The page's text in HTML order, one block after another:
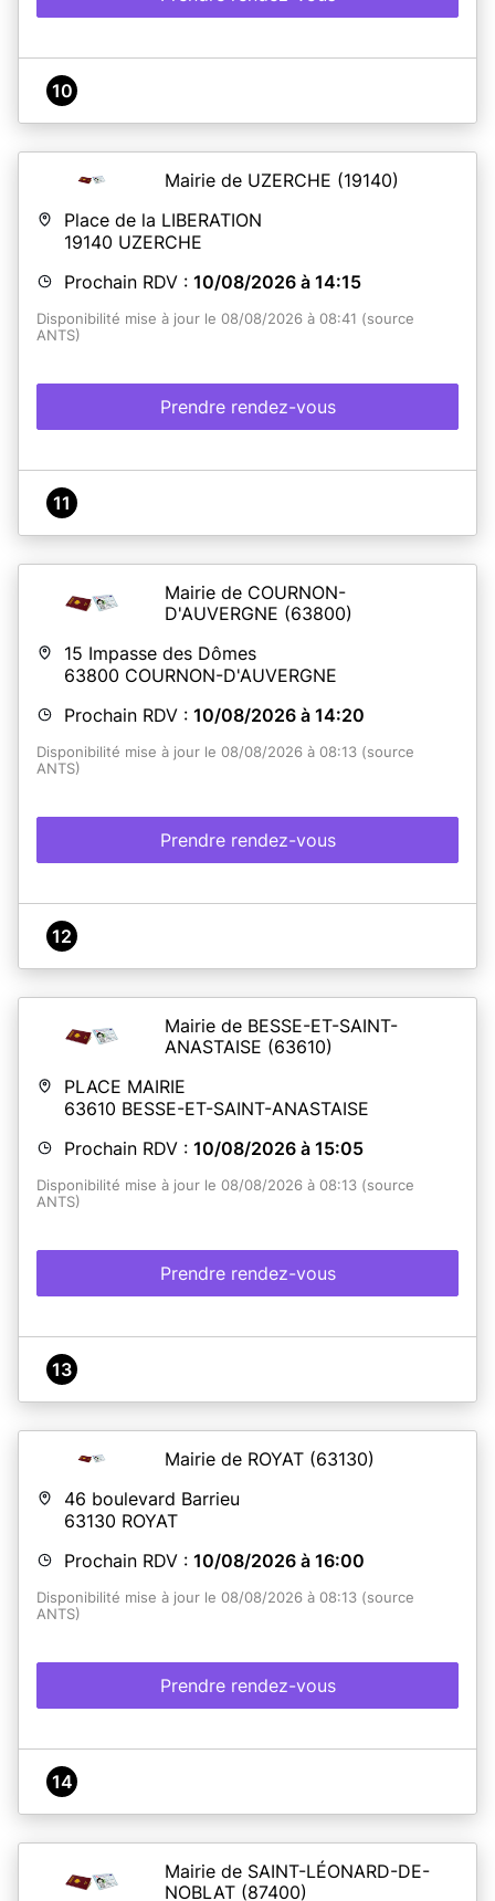
10
Mairie de UZERCHE (19140)
Place de la LIBERATION
19140 UZERCHE
Prochain RDV : 10/08/2026 à 14:15
Disponibilité mise à jour le 08/08/2026 à 08:41 (source
ANTS)
Prendre rendez-vous
11
Mairie de COURNON-
D'AUVERGNE (63800)
15 Impasse des Dômes
63800 COURNON-D'AUVERGNE
Prochain RDV : 10/08/2026 à 14:20
Disponibilité mise à jour le 08/08/2026 à 08:13 (source
ANTS)
Prendre rendez-vous
12
Mairie de BESSE-ET-SAINT-
ANASTAISE (63610)
PLACE MAIRIE
63610 BESSE-ET-SAINT-ANASTAISE
Prochain RDV : 10/08/2026 à 15:05
Disponibilité mise à jour le 08/08/2026 à 08:13 (source
ANTS)
Prendre rendez-vous
13
Mairie de ROYAT (63130)
46 boulevard Barrieu
63130 ROYAT
Prochain RDV : 10/08/2026 à 16:00
Disponibilité mise à jour le 08/08/2026 à 08:13 (source
ANTS)
Prendre rendez-vous
14
Mairie de SAINT-LÉONARD-DE-
NOBLAT (87400)